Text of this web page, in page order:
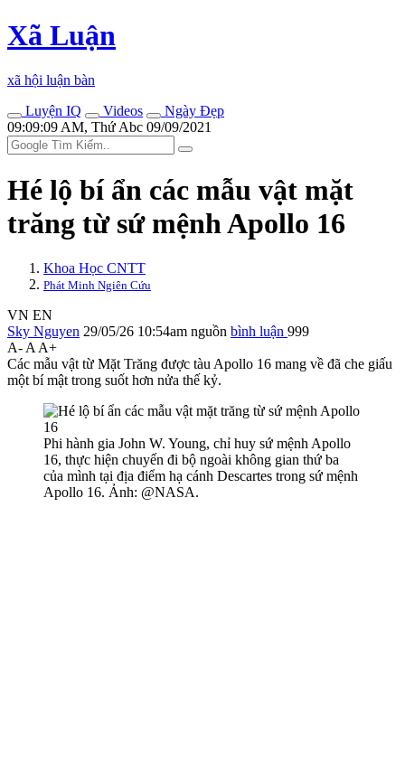
Xã Luận
xã hội luận bàn
Luyện IQ
Videos
Ngày Đẹp
09:09:09 AM, Thứ Abc 09/09/2021
Hé lộ bí ẩn các mẫu vật mặt
trăng từ sứ mệnh Apollo 16
Khoa Học CNTT
Phát Minh Ngiên Cứu
VN EN
Sky Nguyen 29/05/26 10:54am nguồn bình luận 999
A- A A+
Các mẫu vật từ Mặt Trăng được tàu Apollo 16 mang về đã che giấu
một bí mật trong suốt hơn nửa thế kỷ.
Phi hành gia John W. Young, chỉ huy sứ mệnh Apollo
16, thực hiện chuyến đi bộ ngoài không gian thứ ba
của mình tại địa điểm hạ cánh Descartes trong sứ mệnh
Apollo 16. Ảnh: @NASA.